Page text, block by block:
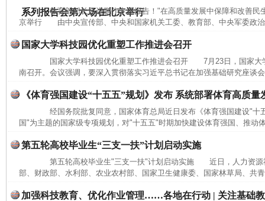
系列报告会第六场在北京举行
教育部部长怀进鹏作专题报告！"在高质量发展中保障和改善民
京举行 由中央宣传部、中央和国家机关工委、教育部、中央军委政
国家大学科技园优化重塑工作推进会召开
国家大学科技园优化重塑工作推进会召开 7月23日，国家大
南召开。会议强调，要深入贯彻落实习近平总书记在加强基础研究座谈
《体育强国建设“十五五”规划》发布 系统部署体育高质量
经国务院批复同意，国家体育总局近日发布《体育强国建设"十
国"为主题的国家级专项规划，对"十五五"时期加快建设体育强国、推动
第五轮高校毕业生“三支一扶”计划启动实施
第五轮高校毕业生"三支一扶"计划启动实施 近日，人力资源
部、财政部、水利部、农业农村部、国家卫生健康委、国家林草局、共
加强科技教育、优化作业管理……各地在行动 | 关注基础